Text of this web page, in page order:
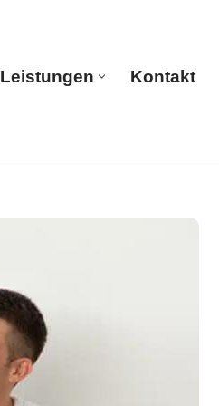
Leistungen Kontakt
Kontakt